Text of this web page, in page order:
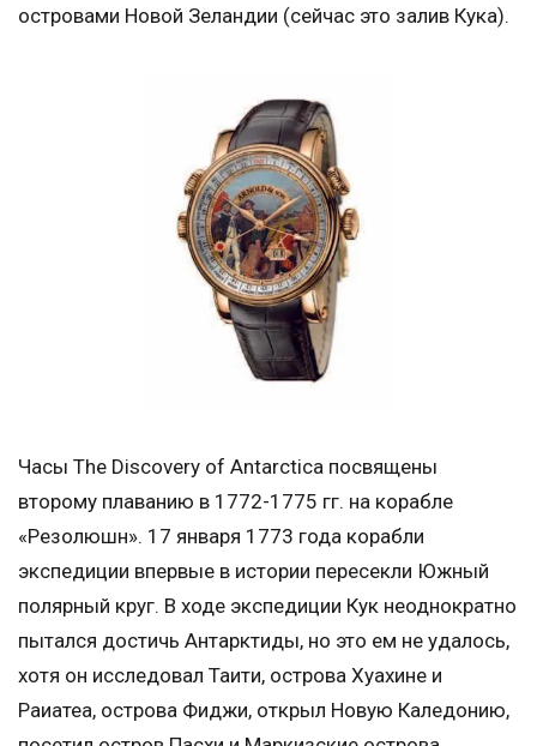
островами Новой Зеландии (сейчас это залив Кука).
Часы The Discovery of Antarctica посвящены
второму плаванию в 1772-1775 гг. на корабле
«Резолюшн». 17 января 1773 года корабли
экспедиции впервые в истории пересекли Южный
полярный круг. В ходе экспедиции Кук неоднократно
пытался достичь Антарктиды, но это ем не удалось,
хотя он исследовал Таити, острова Хуахине и
Раиатеа, острова Фиджи, открыл Новую Каледонию,